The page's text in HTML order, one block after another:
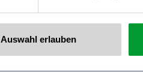
Auswahl erlauben